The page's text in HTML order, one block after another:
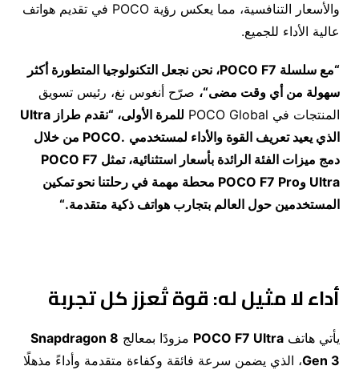
والأسعار التنافسية، مما يعكس رؤية POCO في تقديم هواتف
عالية الأداء للجميع.
“مع سلسلة
، نحن نجعل التكنولوجيا المتطورة أكثر
سهولة من أي وقت مضى“، صرّح أنغوس نغ، رئيس تسويق
المنتجات في POCO Global
للمرة الأولى، “نقدم طراز
الذي يعيد تعريف القوة والأداء لمستخدمي .POCO
من خلال
دمج ميزات الفئة الرائدة بأسعار استثنائية، تمثل POCO F7
Ultra وPOCO F7 Pro محطة مهمة في رحلتنا نحو تمكين
المستخدمين حول العالم بتجارب هواتف ذكية متقدمة.“
أداء لا مثيل له: قوة تُعزز كل تجربة
يأتي هاتف POCO F7 Ultra مزودًا بمعالج Snapdragon 8
Gen 3، الذي يضمن سرعة فائقة وكفاءة متقدمة وأداءً مذهلًا